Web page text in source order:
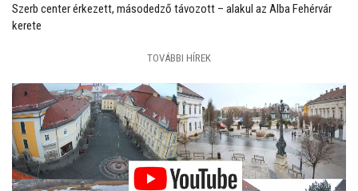
Szerb center érkezett, másodedző távozott – alakul az Alba Fehérvár
kerete
TOVÁBBI HÍREK